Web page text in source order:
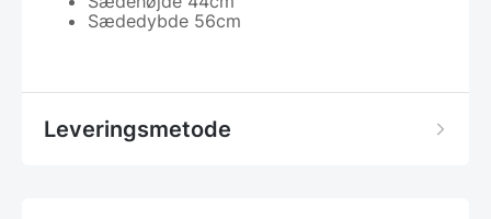
Sædedybde 56cm
Leveringsmetode